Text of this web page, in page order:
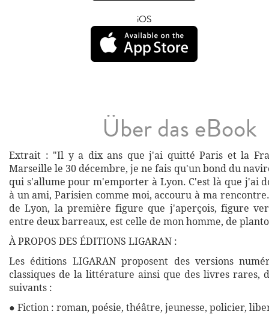
iOS
Über das eBook
Extrait : "Il y a dix ans que j'ai quitté Paris et la
Marseille le 30 décembre, je ne fais qu'un bond du
qui s'allume pour m'emporter à Lyon. C'est là que j'ai
à un ami, Parisien comme moi, accouru à ma
de Lyon, la première figure que j'aperçois, figure
entre deux barreaux, est celle de mon homme, de
À PROPOS DES ÉDITIONS LIGARAN :
Les éditions LIGARAN proposent des versions
classiques de la littérature ainsi que des livres rares,
suivants :
● Fiction : roman, poésie, théâtre, jeunesse, policier,